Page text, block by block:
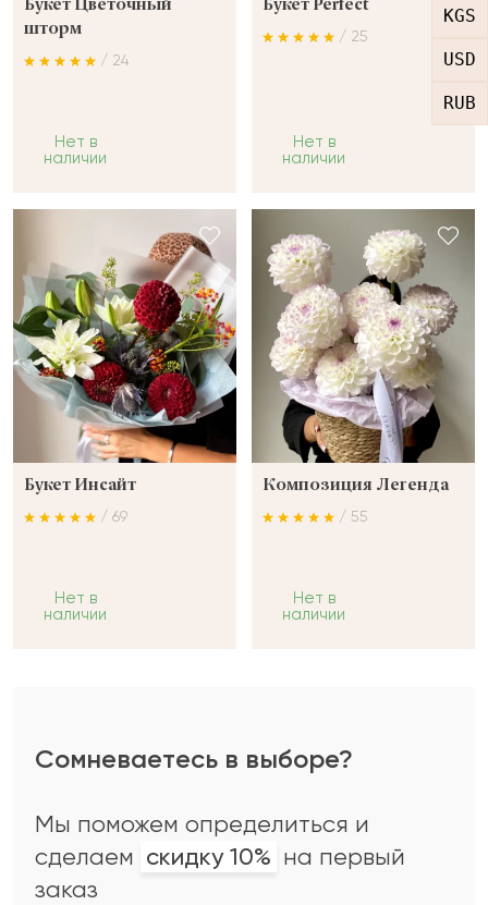
KGS
USD
RUB
Букет Цветочный
шторм
/ 24
Нет в
наличии
Букет Perfect
/ 25
Нет в
наличии
Букет Инсайт
/ 69
Нет в
наличии
Композиция Легенда
/ 55
Нет в
наличии
Сомневаетесь в выборе?
Мы поможем определиться и
сделаем скидку 10% на первый
заказ